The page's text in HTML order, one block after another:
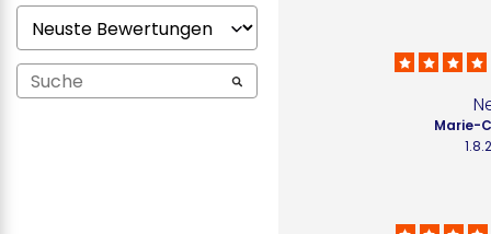
Marie-